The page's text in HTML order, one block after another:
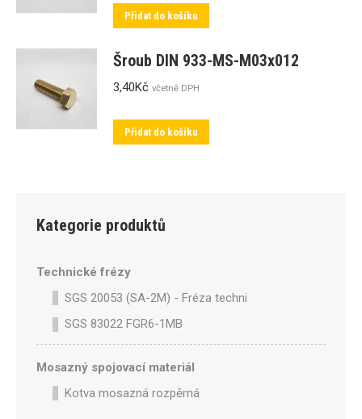
Přidat do košíku
Šroub DIN 933-MS-M03x012
3,40Kč včetně DPH
Přidat do košíku
Kategorie produktů
Technické frézy
SGS 20053 (SA-2M) - Fréza technická SA-2M válcová
SGS 83022 FGR6-1MB
Mosazný spojovací materiál
Kotva mosazná rozpěrná